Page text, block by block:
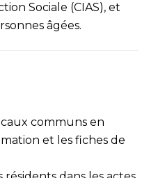
Sociale (CIAS), et
âgées.
communs en
et les fiches de